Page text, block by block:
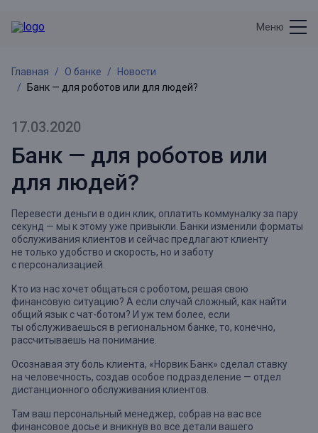
Меню
Главная О банке
Новости
Банк — для роботов или для людей?
17.03.2020
Банк — для роботов или
для людей?
Перевести деньги в один клик, оплатить коммуналку за пару
секунд — мы к этому уже привыкли. Банки изменили форматы
обслуживания клиентов и сейчас предлагают клиенту
не только удобство и скорость, но и заботу
с персонализацией.
Кто из нас хочет общаться с роботом, решая свою
финансовую ситуацию? А если случай сложный, как найти
общий язык с чат-ботом? И уж тем более, если
ты обслуживаешься в региональном банке, то, конечно,
рассчитываешь на понимание.
Осознавая эту боль клиента, «Норвик Банк» сделал ставку
на человечность, создав особое подразделение — отдел
дистанционного обслуживания клиентов.
Там ваш персональный менеджер, собрав на вас все
финансовое досье и вникнув во все детали вашего